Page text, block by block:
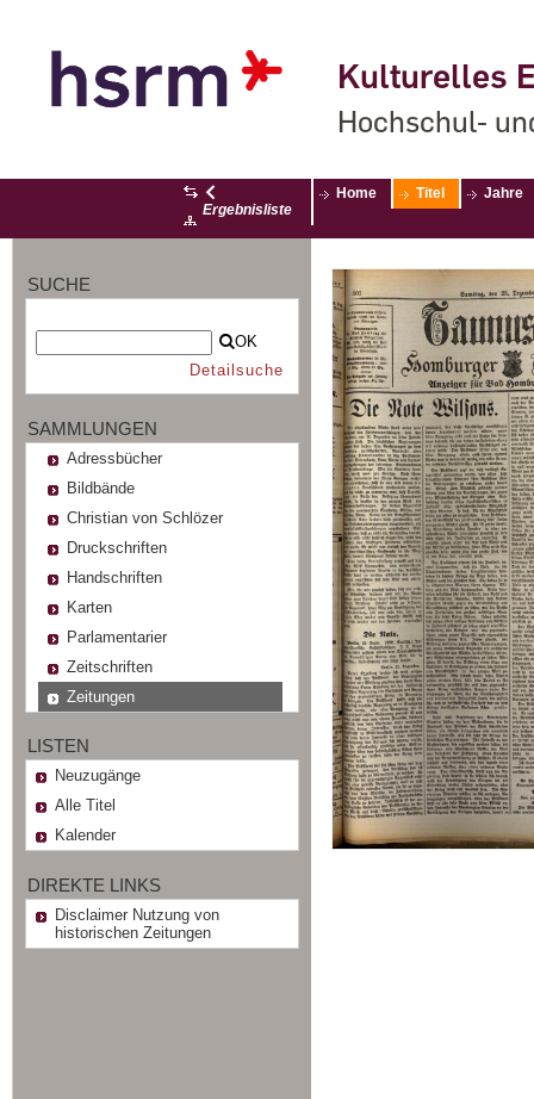
Kulturelles
Hochschul-
Ergebnisliste
Home Titel Jahre
SUCHE
OK
Detailsuche
SAMMLUNGEN
Adressbücher
Bildbände
Christian von Schlözer
Druckschriften
Handschriften
Karten
Parlamentarier
Zeitschriften
Zeitungen
LISTEN
Neuzugänge
Alle Titel
Kalender
DIREKTE LINKS
Disclaimer Nutzung von
historischen Zeitungen